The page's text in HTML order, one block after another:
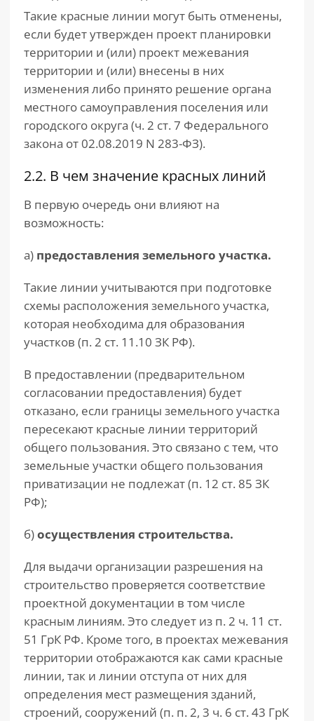
Такие красные линии могут быть отменены,
если будет утвержден проект планировки
территории и (или) проект межевания
территории и (или) внесены в них
изменения либо принято решение органа
местного самоуправления поселения или
городского округа (ч. 2 ст. 7 Федерального
закона от 02.08.2019 N 283-ФЗ).
2.2. В чем значение красных линий
В первую очередь они влияют на
возможность:
а) предоставления земельного участка.
Такие линии учитываются при подготовке
схемы расположения земельного участка,
которая необходима для образования
участков (п. 2 ст. 11.10 ЗК РФ).
В предоставлении (предварительном
согласовании предоставления) будет
отказано, если границы земельного участка
пересекают красные линии территорий
общего пользования. Это связано с тем, что
земельные участки общего пользования
приватизации не подлежат (п. 12 ст. 85 ЗК
РФ);
б)осуществления строительства.
Для выдачи организации разрешения на
строительство проверяется соответствие
проектной документации в том числе
красным линиям. Это следует из п. 2 ч. 11 ст.
51 ГрК РФ. Кроме того, в проектах межевания
территории отображаются как сами красные
линии, так и линии отступа от них для
определения мест размещения зданий,
строений, сооружений (п. п. 2, 3 ч. 6 ст. 43 ГрК